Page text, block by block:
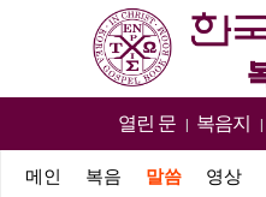
열린 문 | 복음지 |
메인 복음 말씀 영상